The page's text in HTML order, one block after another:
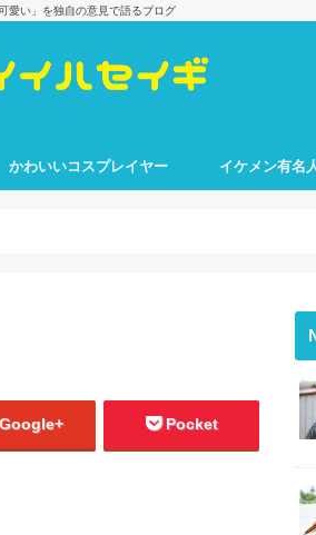
愛い」を独自の意見で語るブログ
かわいいコスプレイヤー イケメン有名
Google+ Pocket